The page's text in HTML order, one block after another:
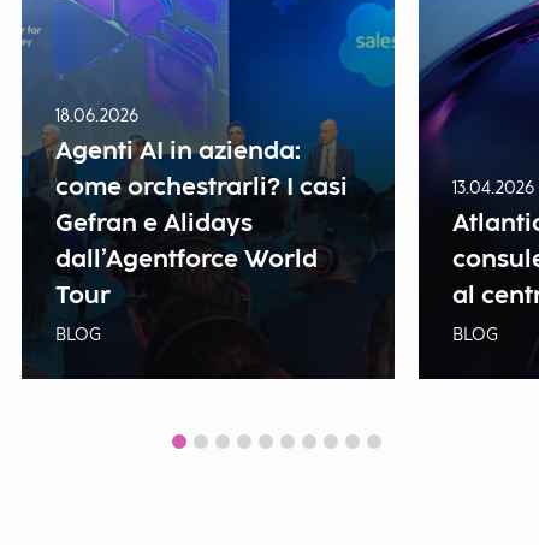
18.06.2026
Agenti AI in azienda:
come orchestrarli? I casi
Gefran e Alidays
dall’Agentforce World
Tour
BLOG
13.04.2026
al
BLOG